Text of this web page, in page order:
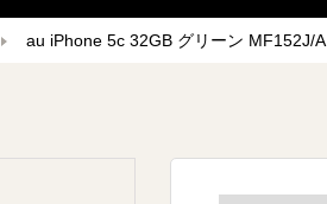
au iPhone 5c 32GB グリーン MF152J/A